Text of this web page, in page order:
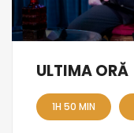
ULTIMA ORĂ
1H 50 MIN